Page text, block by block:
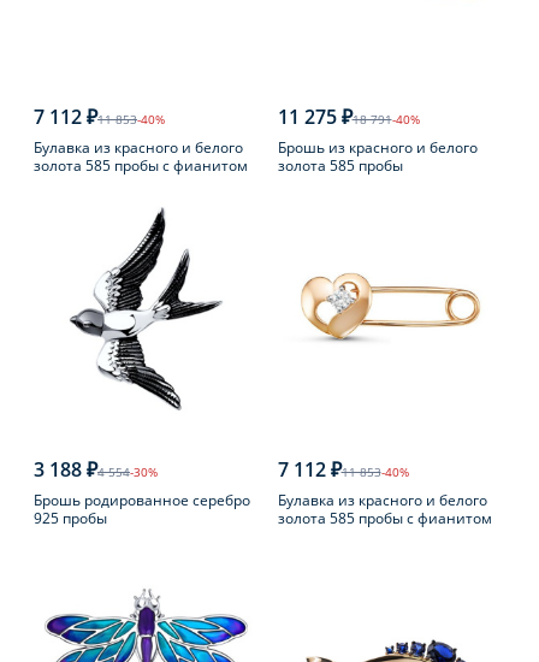
7 112 ₽11 853-40%
Булавка из красного и белого
золота 585 пробы с фианитом
11 275 ₽18 791-40%
Брошь из красного и белого
золота 585 пробы
3 188 ₽4 554-30%
Брошь родированное серебро
925 пробы
7 112 ₽11 853-40%
Булавка из красного и белого
золота 585 пробы с фианитом